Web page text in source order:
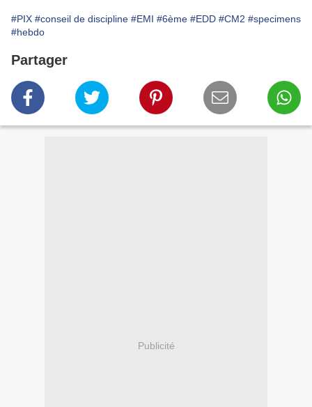
#PIX #conseil de discipline #EMI #6ème #EDD #CM2 #specimens
#hebdo
Partager
Publicité